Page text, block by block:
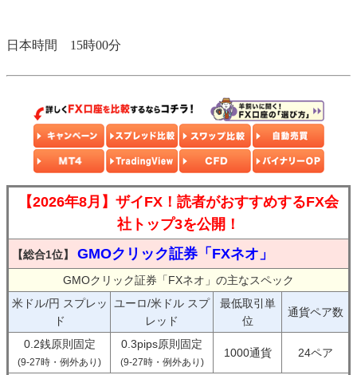
日本時間 15時00分
【2026年8月】ザイFX！読者がおすすめするFX会
社トップ3を公開！
【総合1位】 GMOクリック証券「FXネオ」
GMOクリック証券「FXネオ」の主なスペック
米ドル/円 スプレッ
ド
ユーロ/米ドル スプ
レッド
最低取引単
位
通貨ペア数
0.2銭原則固定
(9-27時・例外あり)
0.3pips原則固定
(9-27時・例外あり)
1000通貨 24ペア